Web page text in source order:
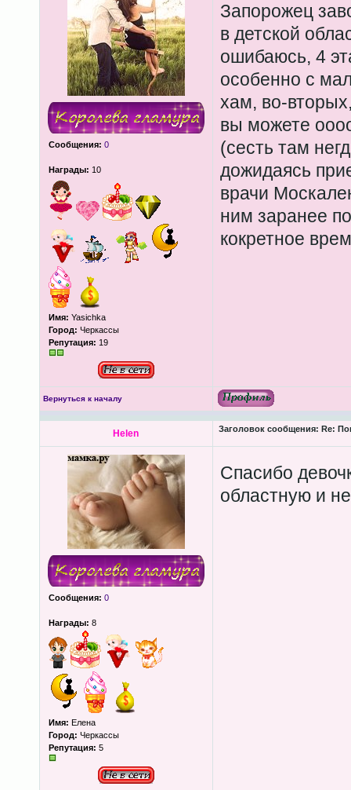
Сообщения: 0
Награды: 10
Имя: Yasichka
Город: Черкассы
Репутация: 19
Запорожец
в детской
ошибаюсь, 4
особенно с
хам, во-
вы можете
(сесть там
дожидаясь
врачи
ним заранее
кокретное
Вернуться к началу
Helen Заголовок сообщения: Re:
Сообщения: 0
Награды: 8
Имя: Елена
Город: Черкассы
Репутация: 5
Спасибо
областную и